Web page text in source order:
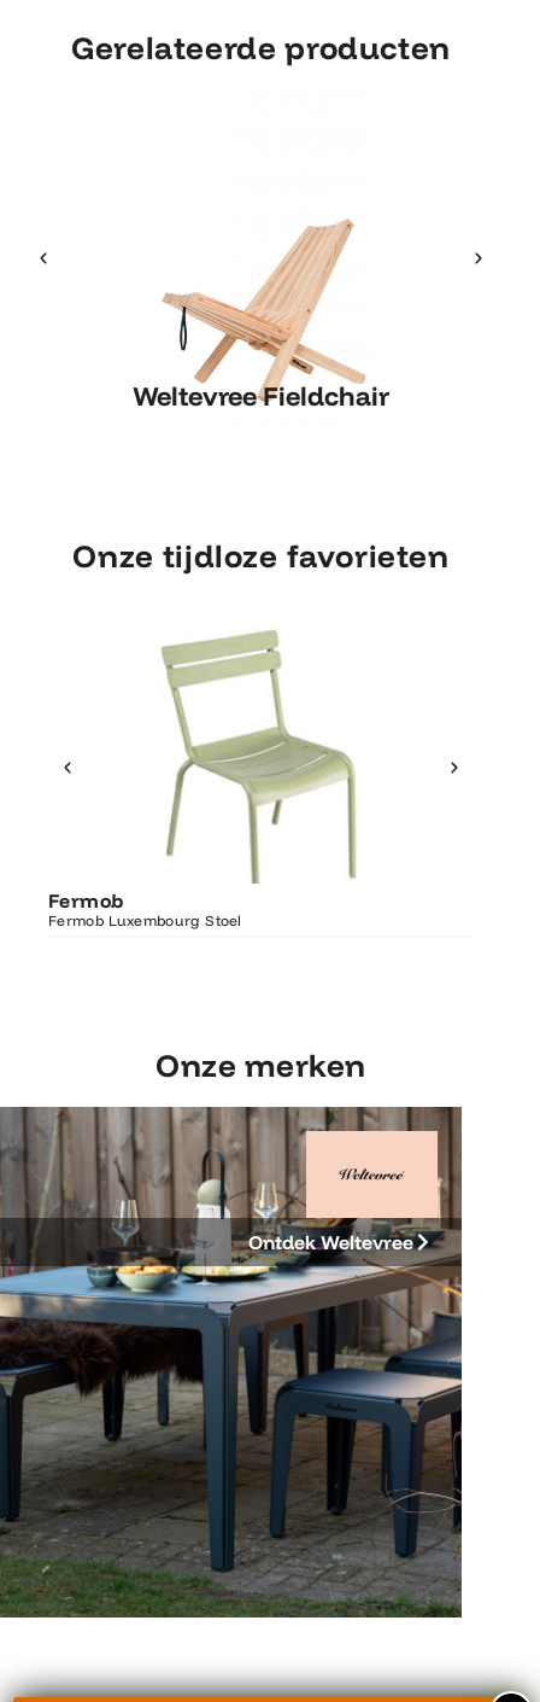
Gerelateerde producten
Weltevree Fieldchair
Weltevree Fieldchair
Onze tijdloze favorieten
Fermob
Fermob Luxembourg Stoel
Ontdek Fermob
Luxembourg Stoel
Onze merken
Ontdek Weltevree